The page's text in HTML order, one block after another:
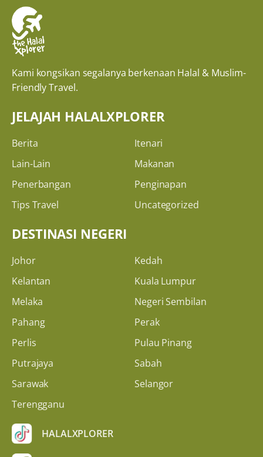
Kami kongsikan segalanya berkenaan Halal & Muslim-
Friendly Travel.
JELAJAH HALALXPLORER
Berita
Itenari
Lain-Lain
Makanan
Penerbangan
Penginapan
Tips Travel
Uncategorized
DESTINASI NEGERI
Johor
Kedah
Kelantan
Kuala Lumpur
Melaka
Negeri Sembilan
Pahang
Perak
Perlis
Pulau Pinang
Putrajaya
Sabah
Sarawak
Selangor
Terengganu
HALALXPLORER